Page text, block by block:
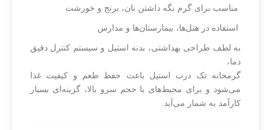
مناسب برای گرم نگه داشتن نان، برنج و خورشت
استفاده در هتل‌ها، بیمارستان‌ها و مدارس
به لطف طراحی بهداشتی، بدنه استیل و سیستم کنترل دقیق
دما،
گرمخانه تک درب استیل باعث حفظ طعم و کیفیت غذا
می‌شود و برای محیط‌های با حجم سرو بالا، گزینه‌ای بسیار
کارآمد به شمار می‌آید.